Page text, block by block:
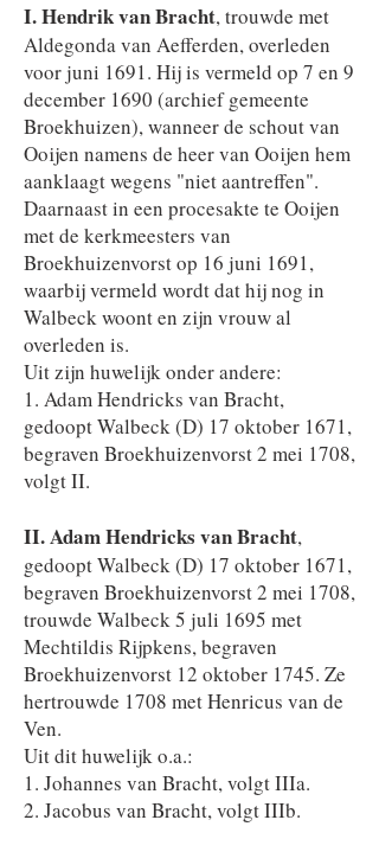
I. Hendrik van Bracht, trouwde met
Aldegonda van Aefferden, overleden
voor juni 1691. Hij is vermeld op 7 en 9
december 1690 (archief gemeente
Broekhuizen), wanneer de schout van
Ooijen namens de heer van Ooijen hem
aanklaagt wegens "niet aantreffen".
Daarnaast in een procesakte te Ooijen
met de kerkmeesters van
Broekhuizenvorst op 16 juni 1691,
waarbij vermeld wordt dat hij nog in
Walbeck woont en zijn vrouw al
overleden is.
Uit zijn huwelijk onder andere:
1. Adam Hendricks van Bracht,
gedoopt Walbeck (D) 17 oktober 1671,
begraven Broekhuizenvorst 2 mei 1708,
volgt II.
II. Adam Hendricks van Bracht,
gedoopt Walbeck (D) 17 oktober 1671,
begraven Broekhuizenvorst 2 mei 1708,
trouwde Walbeck 5 juli 1695 met
Mechtildis Rijpkens, begraven
Broekhuizenvorst 12 oktober 1745. Ze
hertrouwde 1708 met Henricus van de
Ven.
Uit dit huwelijk o.a.:
1. Johannes van Bracht, volgt IIIa.
2. Jacobus van Bracht, volgt IIIb.